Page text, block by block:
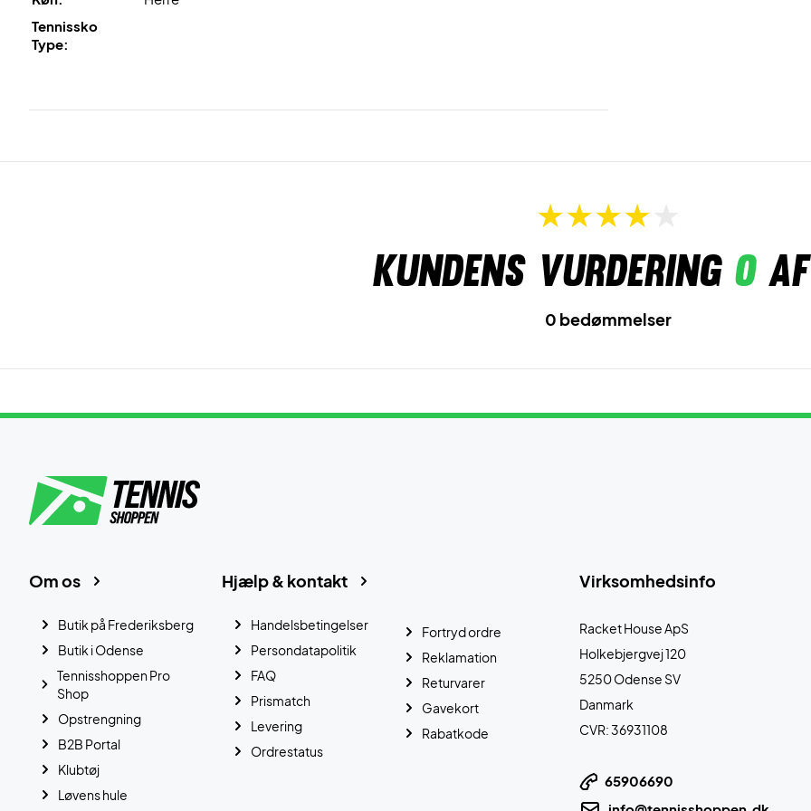
Tennissko
Type:
Kundens vurdering 0af
0 bedømmelser
Virksomhedsinfo
Racket House ApS
Holkebjergvej 120
5250 Odense SV
Danmark
CVR: 36931108
65906690
Hjælp & kontakt
Handelsbetingelser
Persondatapolitik
FAQ
Prismatch
Levering
Ordrestatus
Fortryd ordre
Reklamation
Returvarer
Gavekort
Rabatkode
Om os
Butik på Frederiksberg
Butik i Odense
Tennisshoppen Pro
Shop
Opstrengning
B2B Portal
Klubtøj
Løvens hule